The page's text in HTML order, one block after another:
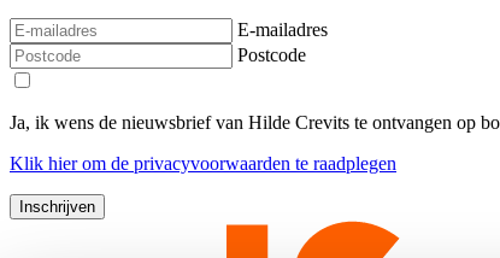
E-mailadres
Postcode
Ja, ik wens de nieuwsbrief van Hilde Crevits te ontvangen op
Klik hierom de privacyvoorwaarden te raadplegen